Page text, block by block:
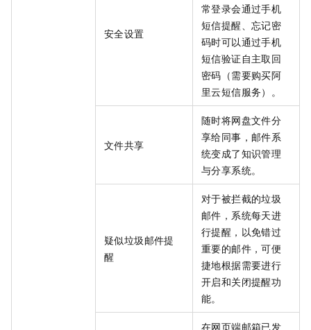
安全设置
常登录会通过手机
短信提醒、忘记密
码时可以通过手机
短信验证自主取回
密码（需要购买阿
里云短信服务）。
文件共享
随时将网盘文件分
享给同事，邮件系
统变成了知识管理
与分享系统。
疑似垃圾邮件提
醒
对于被拦截的垃圾
邮件，系统每天进
行提醒，以免错过
重要的邮件，可便
捷地根据需要进行
开启和关闭提醒功
能。
在网页端邮箱已发